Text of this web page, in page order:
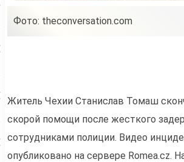
Фото: theconversation.com
Житель Чехии Станислав Томаш
скорой помощи после жесткого
сотрудниками полиции. Видео
опубликовано на сервере Romea.cz.